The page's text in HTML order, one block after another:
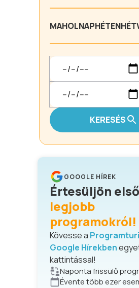
MAHOLNAPHÉTEN
KERESÉS
GOOGLE HÍREK
Értesüljön
legjobb
programokról!
Kövesse a
Google Hírekben
kattintással!
Naponta frissülő
Évente több ezer